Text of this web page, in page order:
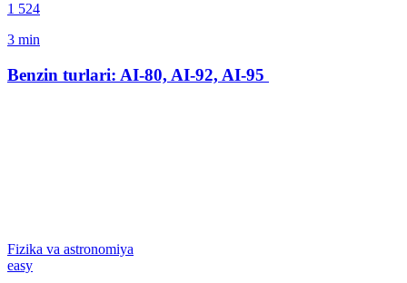
1 524
3 min
Benzin turlari: AI-80, AI-92, AI-95
Fizika va astronomiya
easy